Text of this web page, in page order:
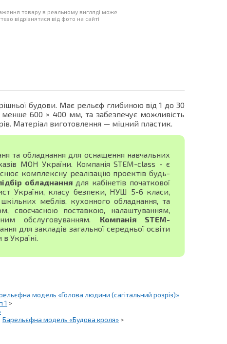
товару в реальному вигляді може
відрізнятися від фото на сайті
будови. Має рельєф глибиною від 1 до 30
600 × 400 мм, та забезпечує можливість
Матеріал виготовлення — міцний пластик.
та обладнання для оснащення навчальних
МОН України. Компанія STEM-class - є
комплексну реалізацію проектів будь-
обладнаннядля кабінетів початкової
України, класу безпеки, НУШ 5-6 класи,
меблів, кухонного обладнання, та
своєчасною поставкою, налаштуванням,
обслуговуванням. Компанія STEM-
для закладів загальної середньої освіти
Україні.
модель «Голова людини (сагітальний розріз)»
1 >
Барельєфна модель «Будова кроля» >